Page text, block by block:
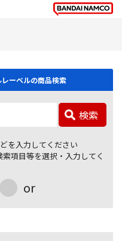
ーベルの商品検索
検索
を入力してください
項目等を選択・入力してく
or